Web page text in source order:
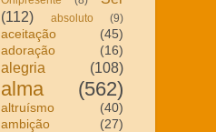
(112)
absoluto (9)
aceitação
(45)
adoração
(16)
alegria (108)
alma (562)
altruísmo
(40)
ambição
(27)